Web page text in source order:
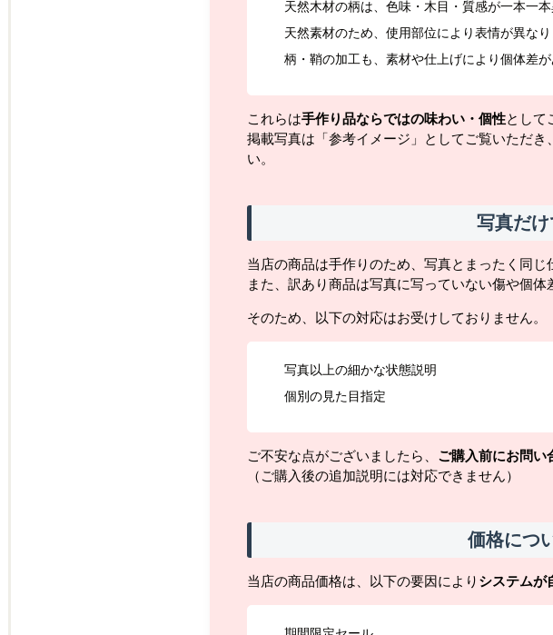
天然木材の柄は、色味・木目・質感が一本一
天然素材のため、使用部位により表情が異なり
柄・鞘の加工も、素材や仕上げにより個体差
これらは手作り品ならではの味わい・個性として
掲載写真は「参考イメージ」としてご覧いただ
い。
写真だ
当店の商品は手作りのため、写真とまったく同じ
また、訳あり商品は写真に写っていない傷や個体
そのため、以下の対応はお受けしておりません。
写真以上の細かな状態説明
個別の見た目指定
ご不安な点がございましたら、 ご購入前にお問い
（ご購入後の追加説明には対応できません）
価格につ
当店の商品価格は、以下の要因により システムが